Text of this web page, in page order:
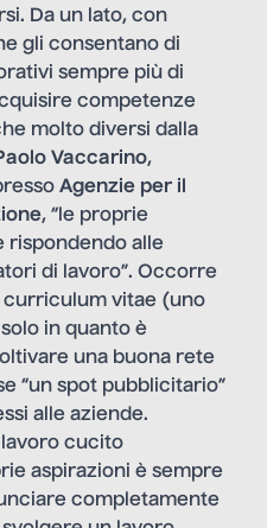
Da un lato, con
gli consentano di
sempre più di
competenze
molto diversi dalla
Vaccarino,
Agenzie per il
, “le proprie
rispondendo alle
di lavoro”. Occorre
vitae (uno
in quanto è
una buona rete
“un spot pubblicitario”
alle aziende.
lavoro cucito
aspirazioni è sempre
completamente